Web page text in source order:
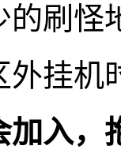
的刷怪
外挂机
加入，